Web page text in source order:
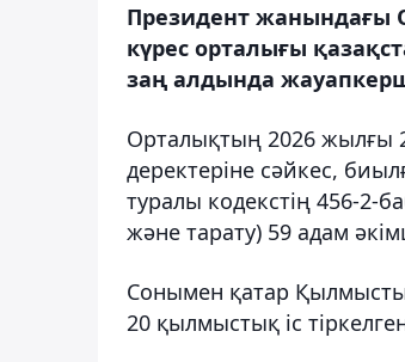
Президент жанындағы
күрес орталығы
заң алдында
Орталықтың 2026 жылғы
деректеріне сәйкес,
туралы кодекстің 456-2-
және тарату) 59 адам
Сонымен қатар
20 қылмыстық іс